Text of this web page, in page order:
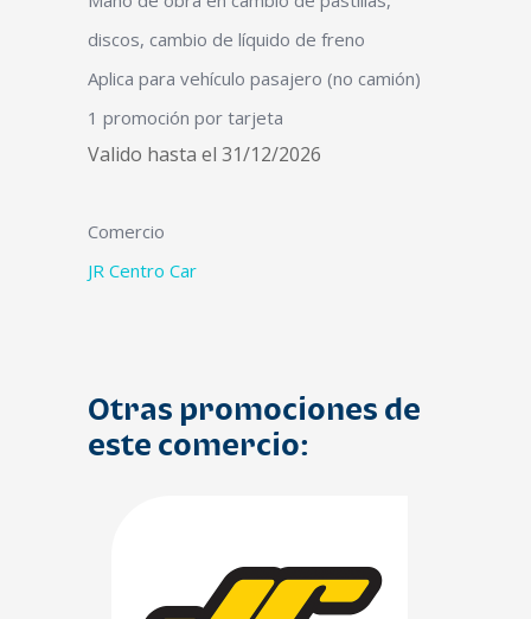
discos, cambio de líquido de freno
Aplica para vehículo pasajero (no camión)
1 promoción por tarjeta
Valido hasta el 31/12/2026
Comercio
JR Centro Car
Otras promociones de
este comercio: